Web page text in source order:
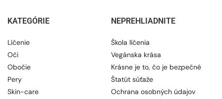
KATEGÓRIE
Líčenie
Oči
Obočie
Pery
Skin-care
NEPREHLIADNITE
Škola líčenia
Vegánska krása
Krásne je to, čo je bezpečné
Štatút súťaže
Ochrana osobných údajov